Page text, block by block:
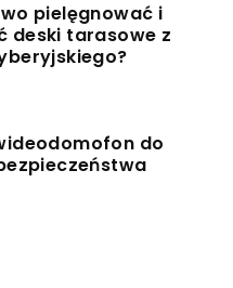
pielęgnować i
deski tarasowe z
do